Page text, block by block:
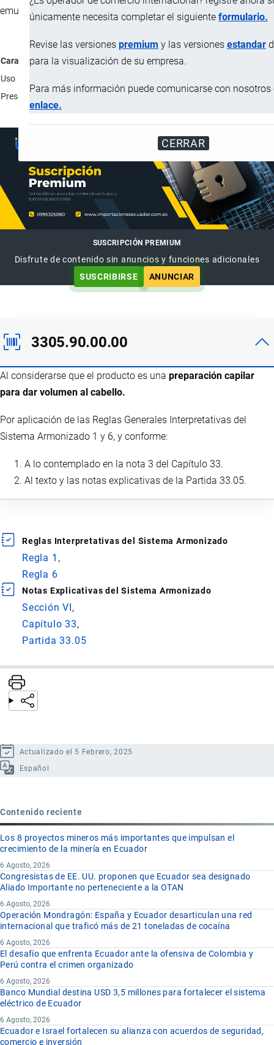
únicamente necesita completar el siguiente formulario.
Revise las versiones premium y las versiones estandar
para la visualización de su empresa.
Para más información puede comunicarse con nosotros
enlace.
CERRAR
emulsificantes, preservativos, extracto de raíces, entre otros.
Característica
Uso
Presentación
Envases de plástico de polietileno de alta y baja
SUSCRIPCIÓN PREMIUM
Disfrute de contenido sin anuncios y funciones adicionales
SUSCRIBIRSE
ANUNCIAR
3305.90.00.00
Al considerarse que el producto es una preparación capilar
para dar volumen al cabello.
Por aplicación de las Reglas Generales Interpretativas del
Sistema Armonizado 1 y 6, y conforme:
A lo contemplado en la nota 3 del Capítulo 33.
Al texto y las notas explicativas de la Partida 33.05.
Reglas Interpretativas del Sistema Armonizado
Regla 1
Regla 6
Notas Explicativas del Sistema Armonizado
Sección VI
Capítulo 33
Partida 33.05
Actualizado el 5 Febrero, 2025
Español
Contenido reciente
Los 8 proyectos mineros más importantes que impulsan el
crecimiento de la minería en Ecuador
6 Agosto, 2026
Congresistas de EE. UU. proponen que Ecuador sea designado
Aliado Importante no perteneciente a la OTAN
6 Agosto, 2026
Operación Mondragón: España y Ecuador desarticulan una red
internacional que traficó más de 21 toneladas de cocaína
6 Agosto, 2026
El desafío que enfrenta Ecuador ante la ofensiva de Colombia y
Perú contra el crimen organizado
6 Agosto, 2026
Banco Mundial destina USD 3,5 millones para fortalecer el sistema
eléctrico de Ecuador
6 Agosto, 2026
Ecuador e Israel fortalecen su alianza con acuerdos de seguridad,
comercio e inversión